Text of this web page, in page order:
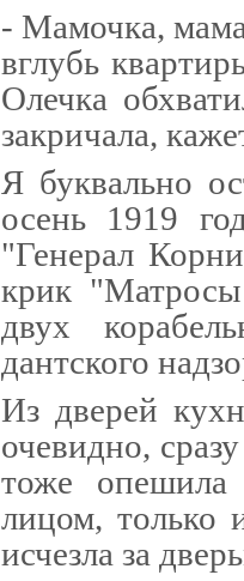
- Мамочка,
вглубь
Олечка
закричала,
Я буквально
осень 1919
"Генерал
крик
двух
дантского
Из дверей
очевидно,
тоже
лицом, только
исчезла за